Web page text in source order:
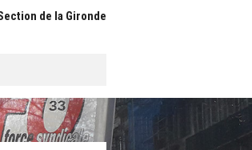
de la Gironde